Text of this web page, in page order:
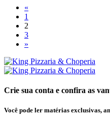
«
1
2
3
»
Crie sua conta e confira as
Você pode ler matérias exclusivas,